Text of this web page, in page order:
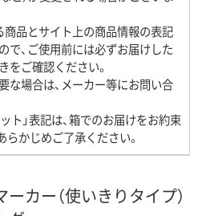
商品とサイト上の商品情報の表記
で、ご使用前には必ずお届けした
をご確認ください。
な場合は、メーカー等にお問い合
ト」表記は、箱でのお届けをお約束
かじめご了承ください。
カー（使いきりタイプ）